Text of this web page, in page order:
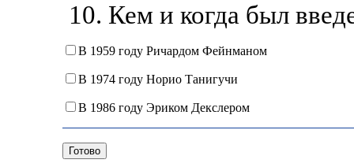
10. Кем и когда был
В 1959 году Ричардом Фейнманом
В 1974 году Норио Танигучи
В 1986 году Эриком Декслером